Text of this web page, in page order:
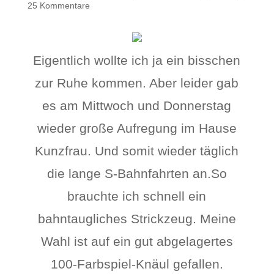
25 Kommentare
Eigentlich wollte ich ja ein bisschen
zur Ruhe kommen. Aber leider gab
es am Mittwoch und Donnerstag
wieder große Aufregung im Hause
Kunzfrau. Und somit wieder täglich
die lange S-Bahnfahrten an.So
brauchte ich schnell ein
bahntaugliches Strickzeug. Meine
Wahl ist auf ein gut abgelagertes
100-Farbspiel-Knäul gefallen.